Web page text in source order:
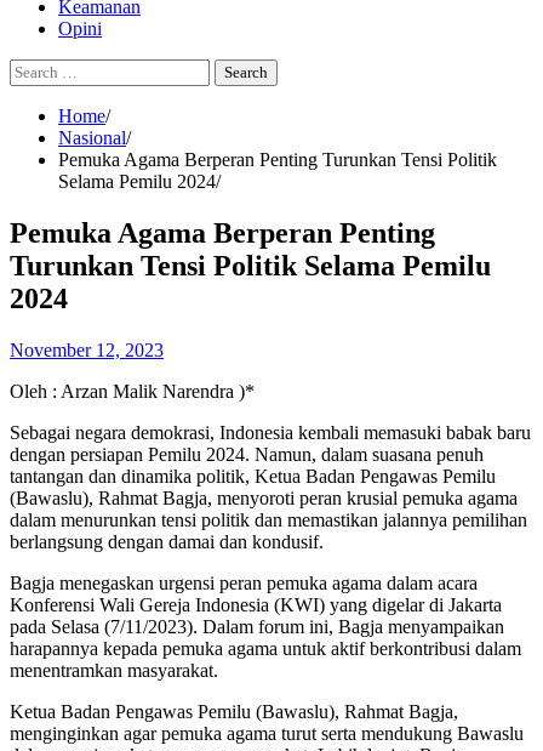
Keamanan
Opini
Search
for:
Home
Nasional
Pemuka Agama Berperan Penting Turunkan Tensi Politik
Selama Pemilu 2024
Pemuka Agama Berperan Penting
Turunkan Tensi Politik Selama Pemilu
2024
November 12, 2023
Oleh : Arzan Malik Narendra )*
Sebagai negara demokrasi, Indonesia kembali memasuki babak baru
dengan persiapan Pemilu 2024. Namun, dalam suasana penuh
tantangan dan dinamika politik, Ketua Badan Pengawas Pemilu
(Bawaslu), Rahmat Bagja, menyoroti peran krusial pemuka agama
dalam menurunkan tensi politik dan memastikan jalannya pemilihan
berlangsung dengan damai dan kondusif.
Bagja menegaskan urgensi peran pemuka agama dalam acara
Konferensi Wali Gereja Indonesia (KWI) yang digelar di Jakarta
pada Selasa (7/11/2023). Dalam forum ini, Bagja menyampaikan
harapannya kepada pemuka agama untuk aktif berkontribusi dalam
menentramkan masyarakat.
Ketua Badan Pengawas Pemilu (Bawaslu), Rahmat Bagja,
menginginkan agar pemuka agama turut serta mendukung Bawaslu